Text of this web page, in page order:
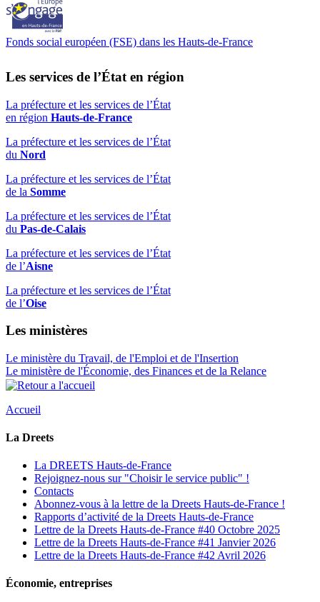
Fonds social européen (FSE) dans les Hauts-de-France
Les services de l’État en région
La préfecture et les services de l’État
en région Hauts-de-France
La préfecture et les services de l’État
du Nord
La préfecture et les services de l’État
de la Somme
La préfecture et les services de l’État
du Pas-de-Calais
La préfecture et les services de l’État
de l’Aisne
La préfecture et les services de l’État
de l’Oise
Les ministères
Le ministère du Travail, de l'Emploi et de l'Insertion
Le ministère de l'Économie, des Finances et de la Relance
Accueil
La Dreets
La DREETS Hauts-de-France
Rejoignez-nous sur "Choisir le service public" !
Contacts
Abonnez-vous à la lettre de la Dreets Hauts-de-France !
Rapports d’activité de la Dreets Hauts-de-France
Lettre de la Dreets Hauts-de-France #40 Octobre 2025
Lettre de la Dreets Hauts-de-France #41 Janvier 2026
Lettre de la Dreets Hauts-de-France #42 Avril 2026
Économie, entreprises